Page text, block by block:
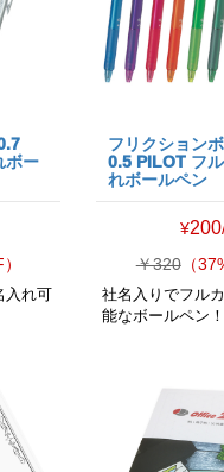
ボー
れ可
フリクション
0.5 PILOT フ
れボールペン
¥200
￥320（
社名入りでフル
能なボールペン